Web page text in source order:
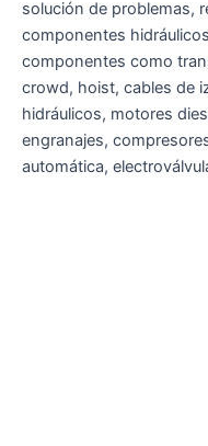
solución de problemas,
componentes
componentes como
crowd, hoist, cables de
hidráulicos, motores
engranajes,
automática,